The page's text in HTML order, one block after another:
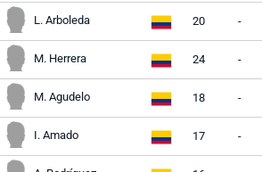
L. Arboleda 20 -
M. Herrera 24 -
M. Agudelo 18 -
I. Amado 17 -